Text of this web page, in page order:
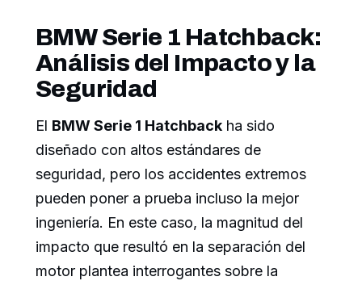
BMW Serie 1 Hatchback:
Análisis del Impacto y la
Seguridad
El BMW Serie 1 Hatchback ha sido
diseñado con altos estándares de
seguridad, pero los accidentes extremos
pueden poner a prueba incluso la mejor
ingeniería. En este caso, la magnitud del
impacto que resultó en la separación del
motor plantea interrogantes sobre la